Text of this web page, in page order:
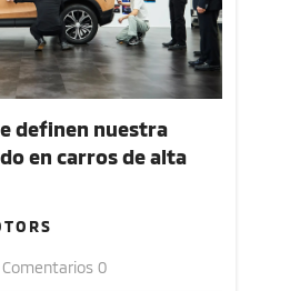
definen nuestra
en carros de alta
Comentarios 0